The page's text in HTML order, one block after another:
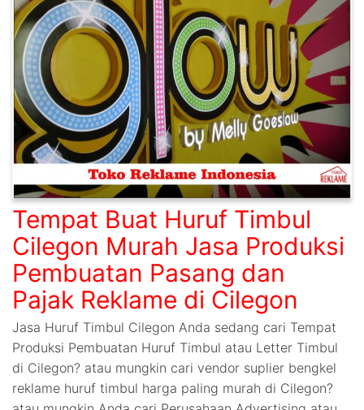
Tempat Buat Huruf Timbul
Cilegon Murah Jasa Produksi
Pembuatan Pasang dan
Pajak Reklame di Cilegon
Jasa Huruf Timbul Cilegon Anda sedang cari Tempat
Produksi Pembuatan Huruf Timbul atau Letter Timbul
di Cilegon? atau mungkin cari vendor suplier bengkel
reklame huruf timbul harga paling murah di Cilegon?